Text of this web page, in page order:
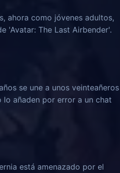
ahora como jóvenes adultos,
'Avatar: The Last Airbender'.
se une a unos veinteañeros
lo añaden por error a un chat
está amenazado por el